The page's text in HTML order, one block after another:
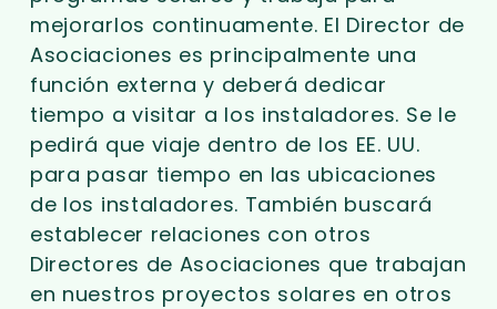
mejorarlos continuamente. El Director de
Asociaciones es principalmente una
función externa y deberá dedicar
tiempo a visitar a los instaladores. Se le
pedirá que viaje dentro de los EE. UU.
para pasar tiempo en las ubicaciones
de los instaladores. También buscará
establecer relaciones con otros
Directores de Asociaciones que trabajan
en nuestros proyectos solares en otros